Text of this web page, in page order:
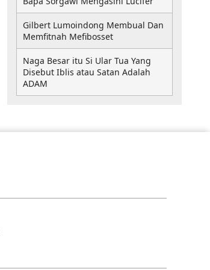
Gilbert Lumoindong Membual Dan
Memfitnah Mefibosset
Naga Besar itu Si Ular Tua Yang
Disebut Iblis atau Satan Adalah
ADAM